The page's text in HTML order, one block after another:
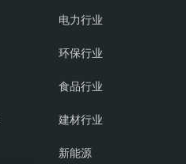
电力行业
环保行业
食品行业
建材行业
新能源